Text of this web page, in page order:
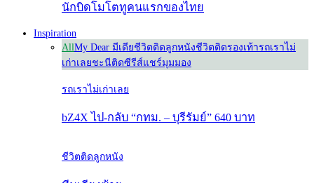
นักบิดโมโตทูคนแรกของไทย
Inspiration
AllMy Dear มีเดียชีวิตติดลูกหนังชีวิตติดรองเท้ารถเราไม่
เก่าเลยชะนีติดซีรีส์แชร์มุมมอง
รถเราไม่เก่าเลย
bZ4X ไป-กลับ “กทม. – บุรีรัมย์” 640 บาท
ชีวิตติดลูกหนัง